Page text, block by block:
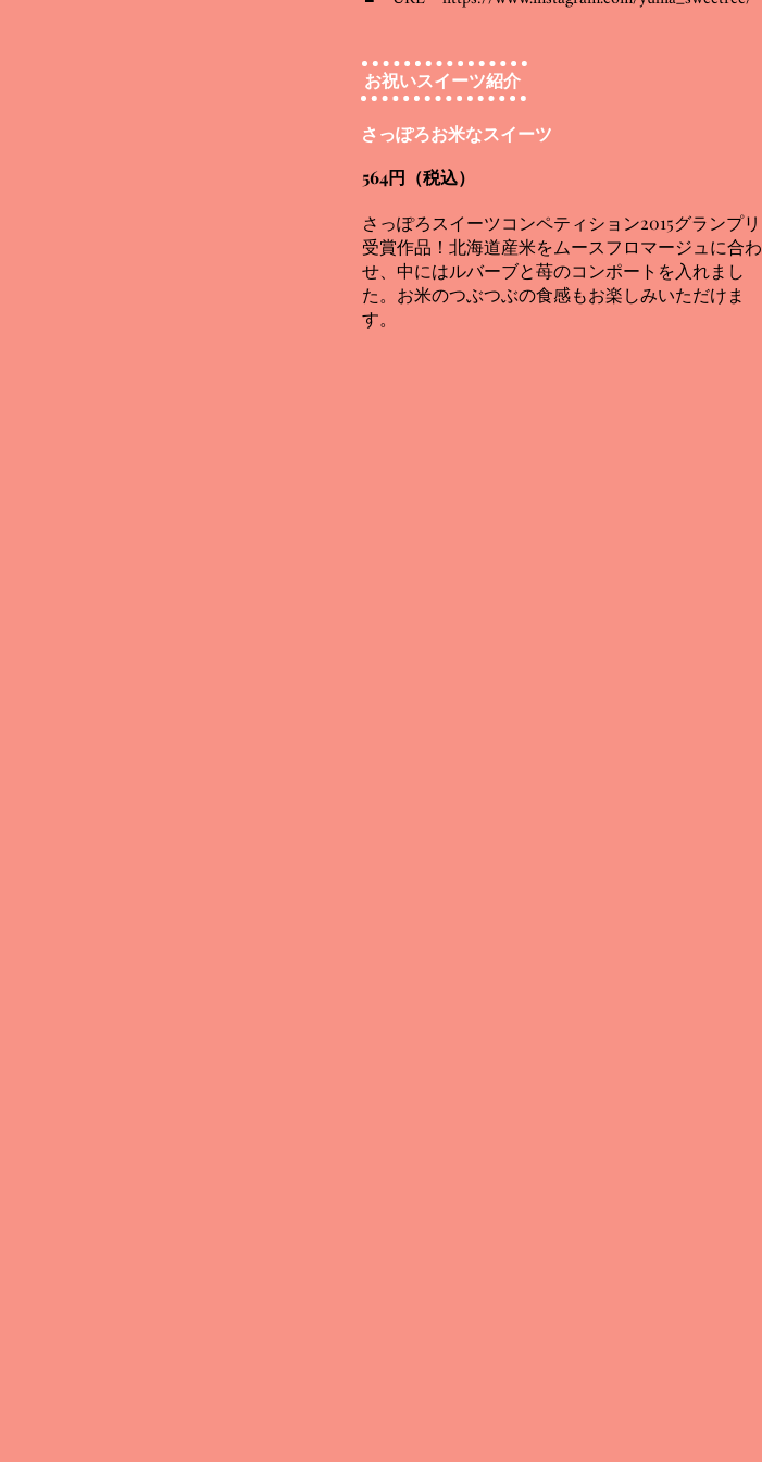
お祝いスイーツ紹介
さっぽろお米なスイーツ
564円（税込）
さっぽろスイーツコンペティション2015グランプリ
受賞作品！北海道産米をムースフロマージュに合わ
せ、中にはルバーブと苺のコンポートを入れまし
た。お米のつぶつぶの食感もお楽しみいただけま
す。